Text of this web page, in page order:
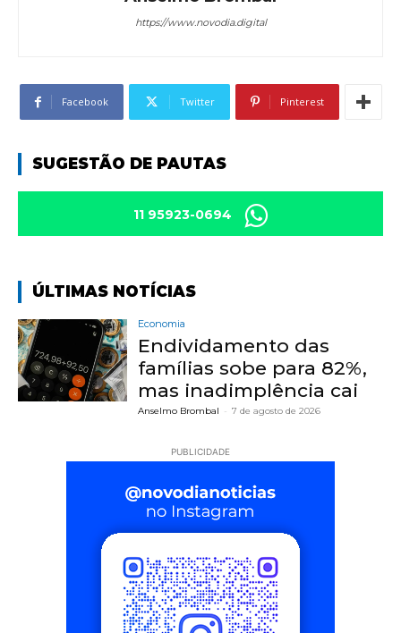
https://www.novodia.digital
Facebook Twitter Pinterest
SUGESTÃO DE PAUTAS
11 95923-0694
ÚLTIMAS NOTÍCIAS
Economia
Endividamento das
famílias sobe para 82%,
mas inadimplência cai
Anselmo Brombal - 7 de agosto de 2026
PUBLICIDADE